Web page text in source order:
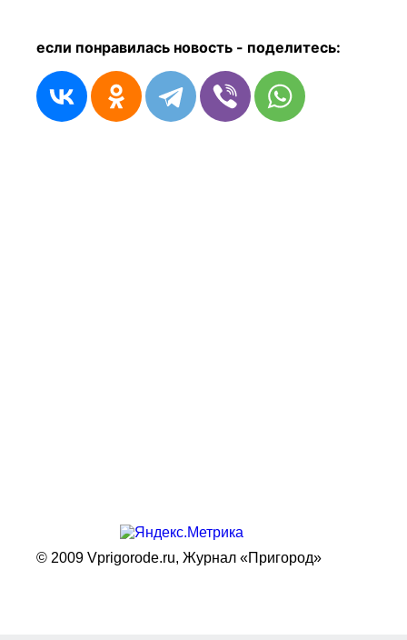
если понравилась новость - поделитесь:
© 2009 Vprigorode.ru, Журнал «Пригород»